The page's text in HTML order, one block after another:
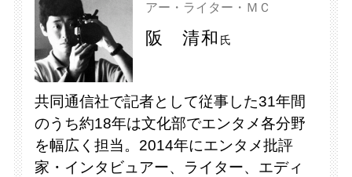
アー・ライター・ＭＣ
阪 清和 氏
共同通信社で記者として従事した31年間
のうち約18年は文化部でエンタメ各分野
を幅広く担当。2014年にエンタメ批評
家・インタビュアー、ライター、エディ